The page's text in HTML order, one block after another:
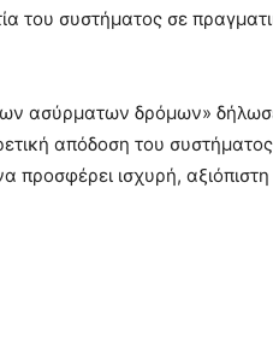
του συστήματος σε
ασύρματων δρόμων»
απόδοση του
προσφέρει ισχυρή,